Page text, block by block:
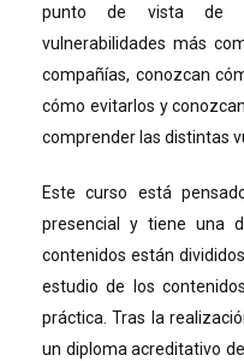
punto de vista de
vulnerabilidades más
compañías, conozcan
cómo evitarlos y
comprender las distintas
Este curso está
presencial y tiene una
contenidos están
estudio de los
práctica. Tras la
un diploma acreditativo